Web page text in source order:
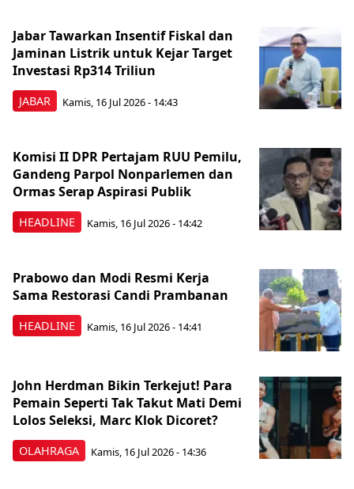
JABAR
Jabar Tawarkan Insentif Fiskal dan
Jaminan Listrik untuk Kejar Target
Investasi Rp314 Triliun
Kamis, 16 Jul 2026 - 14:43
HEADLINE
Komisi II DPR Pertajam RUU Pemilu,
Gandeng Parpol Nonparlemen dan
Ormas Serap Aspirasi Publik
Kamis, 16 Jul 2026 - 14:42
HEADLINE
Prabowo dan Modi Resmi Kerja
Sama Restorasi Candi Prambanan
Kamis, 16 Jul 2026 - 14:41
OLAHRAGA
John Herdman Bikin Terkejut! Para
Pemain Seperti Tak Takut Mati Demi
Lolos Seleksi, Marc Klok Dicoret?
Kamis, 16 Jul 2026 - 14:36